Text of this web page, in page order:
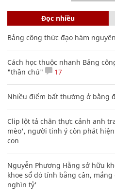
Đọc nhiều
Bảng công thức đạo hàm
Cách học thuộc nhanh Bảng
"thần chú"
17
Nhiều điểm bất thường ở bằng
Clip lột tả chân thực cảnh anh
mèo', người tinh ý còn phát
con
Nguyễn Phương Hằng sở hữu
khoe sổ đỏ tính bằng cân,
nghìn tỷ'